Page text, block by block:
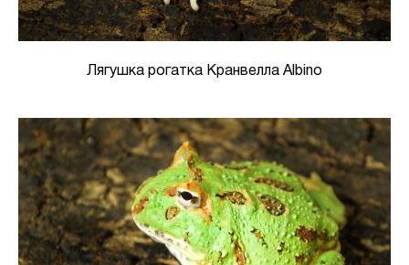
Лягушка рогатка Кранвелла Albino